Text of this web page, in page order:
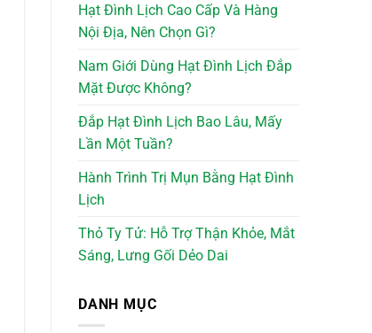
Hạt Đình Lịch Cao Cấp Và Hàng
Nội Địa, Nên Chọn Gì?
Nam Giới Dùng Hạt Đình Lịch Đắp
Mặt Được Không?
Đắp Hạt Đình Lịch Bao Lâu, Mấy
Lần Một Tuần?
Hành Trình Trị Mụn Bằng Hạt Đình
Lịch
Thỏ Ty Tử: Hỗ Trợ Thận Khỏe, Mắt
Sáng, Lưng Gối Dẻo Dai
DANH MỤC